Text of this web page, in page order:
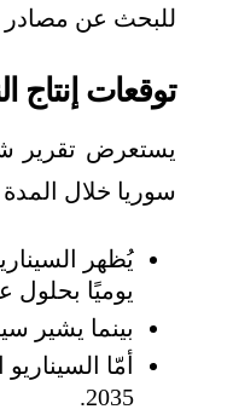
للبحث عن مصادر
توقعات إنتاج
سوريا خلال المدة من 2025
يوميًا بحلول عام
بينما يشير
2035.